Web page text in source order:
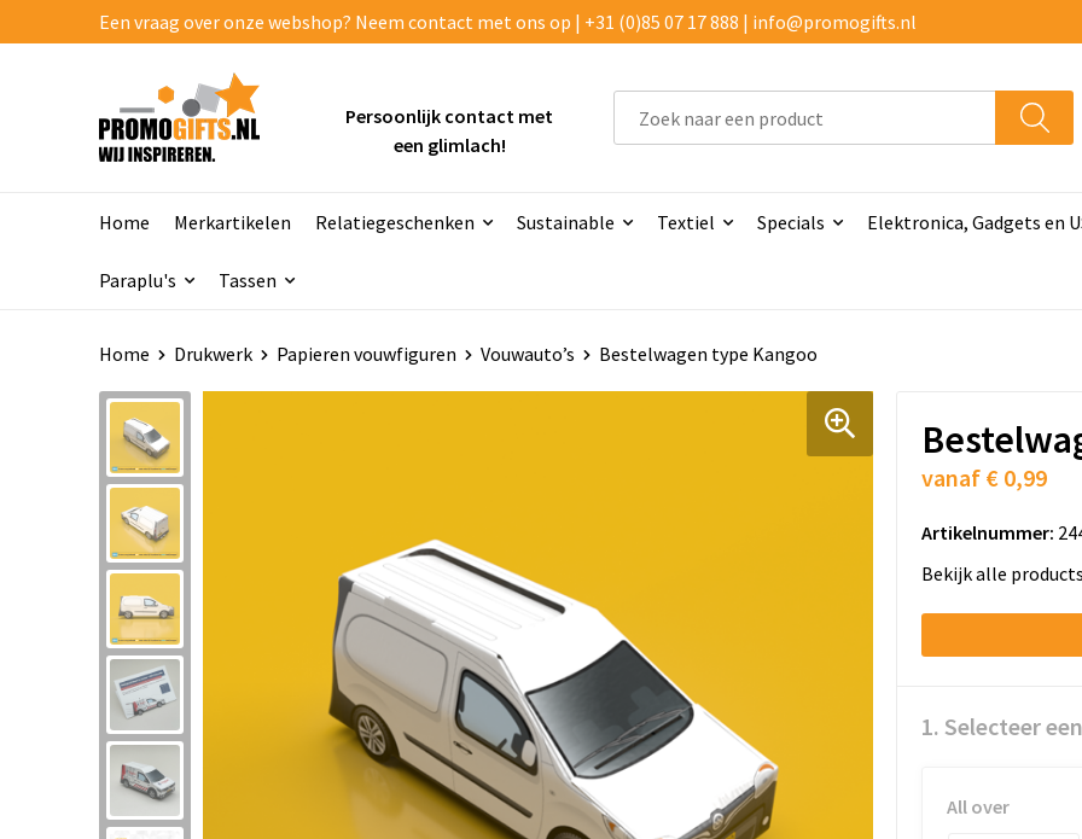
Een vraag over onze webshop? Neem contact met ons op | +31 (0)85 07 17 888 | info@promogifts.nl
Persoonlijk contact met
een glimlach!
Home Merkartikelen Relatiegeschenken Sustainable Textiel Specials Elektronica, Gadgets en
Paraplu's Tassen
Home Drukwerk Papieren vouwfiguren Vouwauto’s Bestelwagen type Kangoo
vanaf € 0,99
Artikelnummer:
Bekijk alle
1. Selecteer
All over